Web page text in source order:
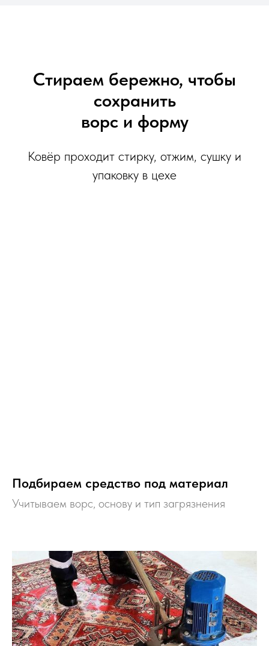
Стираем бережно, чтобы
сохранить
ворс и форму
Ковёр проходит стирку, отжим, сушку и
упаковку в цехе
Подбираем средство под материал
Учитываем ворс, основу и тип загрязнения